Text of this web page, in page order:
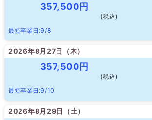
357,500円
(税込)
最短卒業日:9/8
2026年8月27日（木）
357,500円
(税込)
最短卒業日:9/10
2026年8月29日（土）